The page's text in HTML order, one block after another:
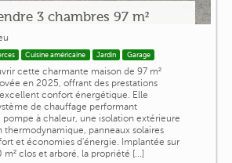
3 chambres 97 m²
Cuisine américaine Jardin Garage
cette charmante maison de 97 m²
en 2025, offrant des prestations
confort énergétique. Elle
de chauffage performant
à chaleur, une isolation extérieure
thermodynamique, panneaux solaires
et économies d'énergie. Implantée sur
m² clos et arboré, la propriété [...]